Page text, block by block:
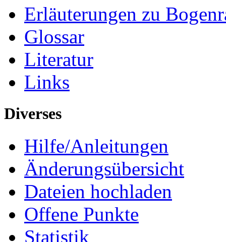
Erläuterungen zu
Glossar
Literatur
Links
Diverses
Hilfe/Anleitungen
Änderungsübersicht
Dateien hochladen
Offene Punkte
Statistik